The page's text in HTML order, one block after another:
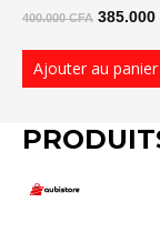
400.000CFA Le
initial
était :
385.000
Ajouter au panier